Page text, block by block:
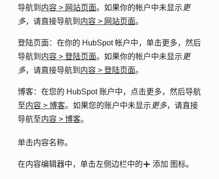
导航到 内容 > 网站页面。如果你的帐户中未显示更
多，请直接导航到 内容 > 网站页面。
登陆页面 ：在你的 HubSpot 帐户中，单击更多，然后
导航到 内容 > 登陆页面。如果你的帐户中未显示更
多，请直接导航到 内容 > 登陆页面。
博客：在您的 HubSpot 账户中，点击更多，然后导航
至内容 > 博客。如果您的账户中未显示更多，请直接
导航至内容 > 博客。
单击内容名称。
在内容编辑器中，单击左侧边栏中的add 添加 图标。